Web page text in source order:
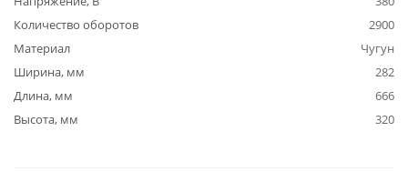
Количество оборотов
2900
Материал
Чугун
Ширина, мм
282
Длина, мм
666
Высота, мм
320